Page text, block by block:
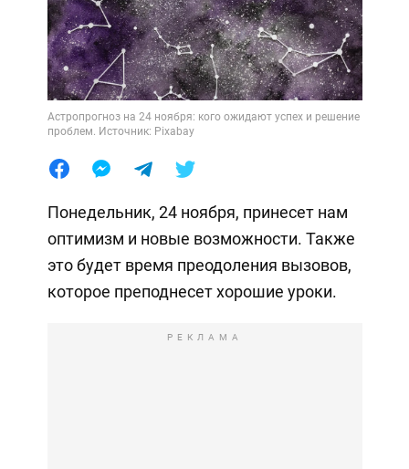
Астропрогноз на 24 ноября: кого ожидают успех и решение
проблем. Источник: Pixabay
Понедельник, 24 ноября, принесет нам
оптимизм и новые возможности. Также
это будет время преодоления вызовов,
которое преподнесет хорошие уроки.
РЕКЛАМА